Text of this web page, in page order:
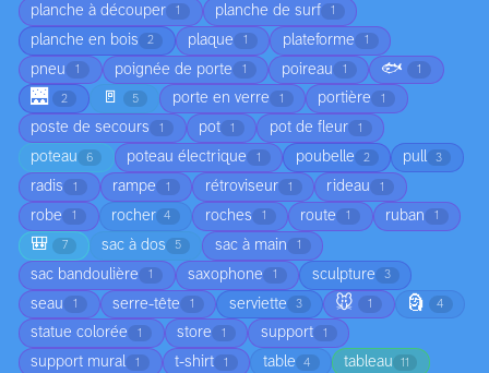
planche à découper 1 planche de surf 1
planche en bois 2 plaque 1 plateforme 1
pneu 1 poignée de porte 1 poireau 1 🐟 1
🌉 2 🚪 5 porte en verre 1 portière 1
poste de secours 1 pot 1 pot de fleur 1
poteau 6 poteau électrique 1 poubelle 2 pull 3
radis 1 rampe 1 rétroviseur 1 rideau 1
robe 1 rocher 4 roches 1 route 1 ruban 1
🎒 7 sac à dos 5 sac à main 1
sac bandoulière 1 saxophone 1 sculpture 3
seau 1 serre-tête 1 serviette 3 🐭 1 🗿 4
statue colorée 1 store 1 support 1
support mural 1 t-shirt 1 table 4 tableau 11